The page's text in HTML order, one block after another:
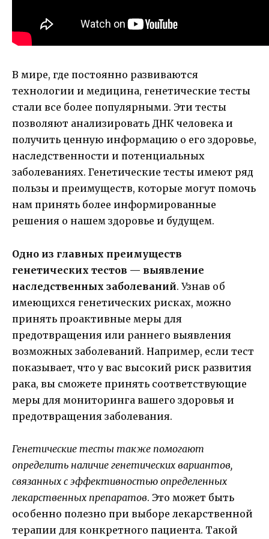
В мире, где постоянно развиваются
технологии и медицина, генетические тесты
стали все более популярными. Эти тесты
позволяют анализировать ДНК человека и
получить ценную информацию о его здоровье,
наследственности и потенциальных
заболеваниях. Генетические тесты имеют ряд
пользы и преимуществ, которые могут помочь
нам принять более информированные
решения о нашем здоровье и будущем.
Одно из главных преимуществ
генетических тестов — выявление
наследственных заболеваний. Узнав об
имеющихся генетических рисках, можно
принять проактивные меры для
предотвращения или раннего выявления
возможных заболеваний. Например, если тест
показывает, что у вас высокий риск развития
рака, вы сможете принять соответствующие
меры для мониторинга вашего здоровья и
предотвращения заболевания.
Генетические тесты также помогают
определить наличие генетических вариантов,
связанных с эффективностью определенных
лекарственных препаратов. Это может быть
особенно полезно при выборе лекарственной
терапии для конкретного пациента. Такой